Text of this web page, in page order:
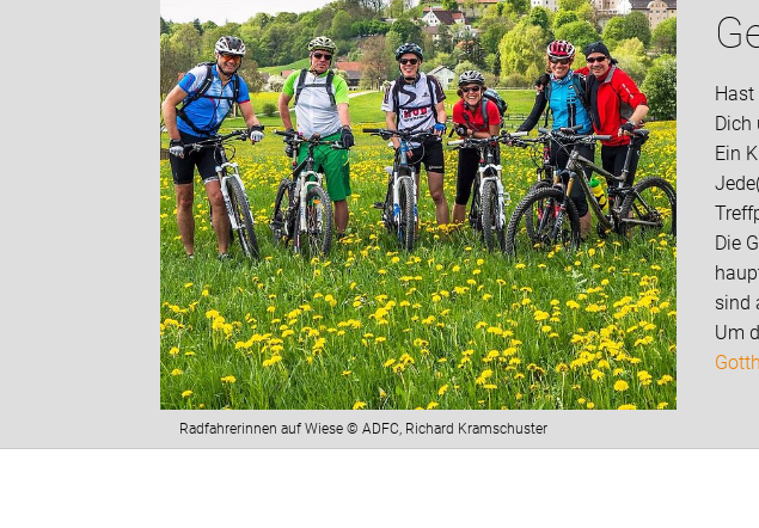
Radfahrerinnen auf Wiese © ADFC, Richard Kramschuster
Hast
Dich
Ein
Die
sind
Um